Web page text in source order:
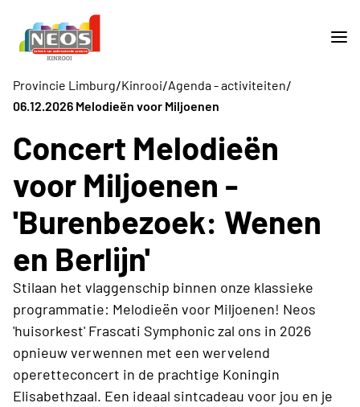
Provincie Limburg/Kinrooi/Agenda - activiteiten/
06.12.2026 Melodieën voor Miljoenen
Concert Melodieën
voor Miljoenen -
'Burenbezoek: Wenen
en Berlijn'
Stilaan het vlaggenschip binnen onze klassieke
programmatie: Melodieën voor Miljoenen! Neos
'huisorkest' Frascati Symphonic zal ons in 2026
opnieuw verwennen met een wervelend
operetteconcert in de prachtige Koningin
Elisabethzaal. Een ideaal sintcadeau voor jou en je